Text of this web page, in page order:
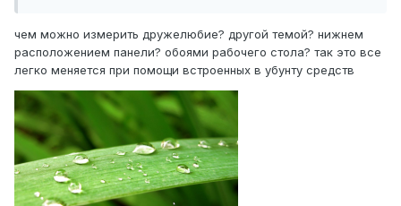
чем можно измерить дружелюбие? другой темой? нижнем
расположением панели? обоями рабочего стола? так это все
легко меняется при помощи встроенных в убунту средств